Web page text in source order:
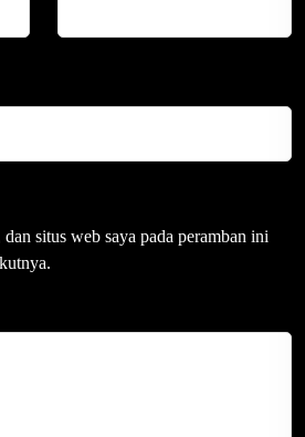
situs web saya pada peramban ini